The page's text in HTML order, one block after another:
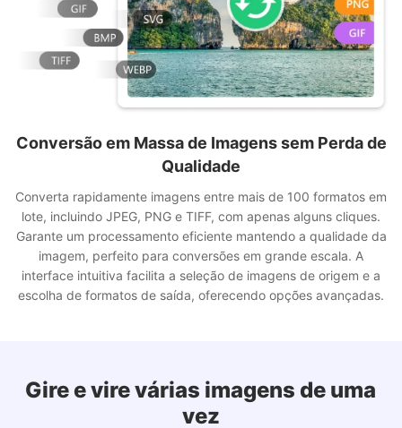
Redimensionamento em massa de imagens com
configurações flexíveis
Permite aos usuários redimensionar várias imagens de uma só
vez, perfeito para otimizar grandes coleções de imagens. Com
arquivos de forma rápida e eficiente.